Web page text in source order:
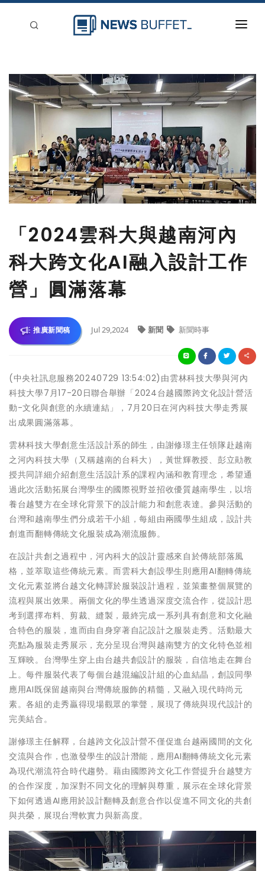
新聞稿分類
登入
「2024雲科大與越南河內
科大跨文化AI融入設計工作
營」圓滿落幕
推廣新聞稿 Jul 29,2024 新聞 新聞時事
(中央社訊息服務20240729 13:54:02)由雲林科技大學與河內
科技大學7月17-20日聯合舉辦「2024台越國際跨文化設計營活
動-文化與創意的永續連結」，7月20日在河內科技大學走秀展
出成果圓滿落幕。
雲林科技大學創意生活設計系的師生，由謝修璟主任領隊赴越南
之河內科技大學（又稱越南的台科大），黃世輝教授、彭立勛教
授共同詳細介紹創意生活設計系的課程內涵和教育理念，希望通
過此次活動拓展台灣學生的國際視野並招收優質越南學生，以培
養台越雙方在全球化背景下的設計能力和創意表達。參與活動的
台灣和越南學生們分成若干小組，每組由兩國學生組成，設計共
創進而翻轉傳統文化服裝成為潮流服飾。
在設計共創之過程中，河內科大的設計靈感來自於傳統部落風
格，並萃取這些傳統元素。而雲科大創設學生則應用AI翻轉傳統
文化元素並將台越文化轉譯於服裝設計過程，並策畫整個展覽的
流程與展出效果。兩個文化的學生透過深度交流合作，從設計思
考到選擇布料、剪裁、縫製，最終完成一系列具有創意和文化融
合特色的服裝，進而由自身穿著自記設計之服裝走秀。活動最大
亮點為服裝走秀展示，充分呈現台灣與越南雙方的文化特色並相
互輝映。台灣學生穿上由台越共創設計的服裝，自信地走在舞台
上。每件服裝代表了每個台越混編設計組的心血結晶，創設同學
應用AI既保留越南與台灣傳統服飾的精髓，又融入現代時尚元
素。各組的走秀贏得現場觀眾的掌聲，展現了傳統與現代設計的
完美結合。
謝修璟主任解釋，台越跨文化設計營不僅促進台越兩國間的文化
交流與合作，也激發學生的設計潛能，應用AI翻轉傳統文化元素
為現代潮流符合時代趨勢。藉由國際跨文化工作營提升台越雙方
的合作深度，加深對不同文化的理解與尊重，展示在全球化背景
下如何透過AI應用於設計翻轉及創意合作以促進不同文化的共創
與共榮，展現台灣軟實力與新高度。